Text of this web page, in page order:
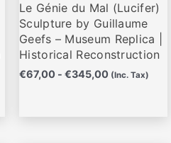
Le Génie du Mal (Lucifer)
Sculpture by Guillaume
Geefs – Museum Replica |
Historical Reconstruction
€67,00 - €345,00 (Inc. Tax)
en
la
página
de
producto